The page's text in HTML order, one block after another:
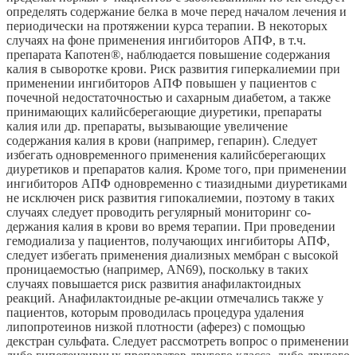
определять содержание белка в моче перед началом лечения и
периодически на протяжении курса терапии. В некоторых
случаях на фоне применения ингибиторов АПФ, в т.ч.
препарата Капотен®, наблюдается повышение содержания
калия в сыворотке крови. Риск развития гиперкалиемии при
применении ингибиторов АПФ повышен у пациентов с
почечной недостаточностью и сахарным диабетом, а также
принимающих калийсберегающие диуретики, препараты
калия или др. препараты, вызывающие увеличение
содержания калия в крови (например, гепарин). Следует
избегать одновременного применения калийсберегающих
диуретиков и препаратов калия. Кроме того, при применении
ингибиторов АПФ одновременно с тиазидными диуретиками
не исключен риск развития гипокалиемии, поэтому в таких
случаях следует проводить регулярный мониторинг со-
держания калия в крови во время терапии. При проведении
гемодиализа у пациентов, получающих ингибиторы АПФ,
следует избегать применения диализных мембран с высокой
проницаемостью (например, АN69), поскольку в таких
случаях повышается риск развития анафилактоидных
реакций. Анафилактоидные ре-акции отмечались также у
пациентов, которым проводилась процедура удаления
липопротеинов низкой плотности (аферез) с помощью
декстран сульфата. Следует рассмотреть вопрос о применении